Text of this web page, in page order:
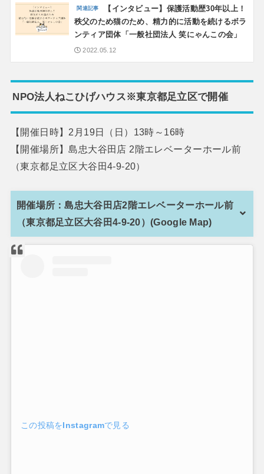
【インタビュー】保護活動歴30年以上！
秩父のため猫のため、精力的に活動を続けるボラ
ンティア団体「一般社団法人 笑にゃんこの会」
2022.05.12
NPO法人ねこひげハウス※東京都足立区で開催
【開催日時】2月19日（日）13時～16時
【開催場所】島忠大谷田店 2階エレベーターホール前
（東京都足立区大谷田4-9-20）
開催場所：島忠大谷田店2階エレベーターホール前
（東京都足立区大谷田4-9-20）(Google Map)
この投稿をInstagramで見る